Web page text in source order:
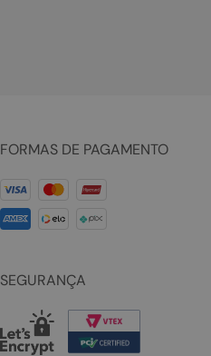
FORMAS DE PAGAMENTO
SEGURANÇA